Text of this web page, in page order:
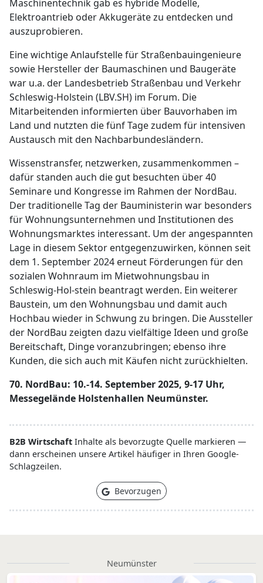
Maschinentechnik gab es hybride Modelle,
Elektroantrieb oder Akkugeräte zu entdecken und
auszuprobieren.
Eine wichtige Anlaufstelle für Straßenbauingenieure
sowie Hersteller der Baumaschinen und Baugeräte
war u.a. der Landesbetrieb Straßenbau und Verkehr
Schleswig-Holstein (LBV.SH) im Forum. Die
Mitarbeitenden informierten über Bauvorhaben im
Land und nutzten die fünf Tage zudem für intensiven
Austausch mit den Nachbarbundesländern.
Wissenstransfer, netzwerken, zusammenkommen –
dafür standen auch die gut besuchten über 40
Seminare und Kongresse im Rahmen der NordBau.
Der traditionelle Tag der Bauministerin war besonders
für Wohnungsunternehmen und Institutionen des
Wohnungsmarktes interessant. Um der angespannten
Lage in diesem Sektor entgegenzuwirken, können seit
dem 1. September 2024 erneut Förderungen für den
sozialen Wohnraum im Mietwohnungsbau in
Schleswig-Hol-stein beantragt werden. Ein weiterer
Baustein, um den Wohnungsbau und damit auch
Hochbau wieder in Schwung zu bringen. Die Aussteller
der NordBau zeigten dazu vielfältige Ideen und große
Bereitschaft, Dinge voranzubringen; ebenso ihre
Kunden, die sich auch mit Käufen nicht zurückhielten.
70. NordBau: 10.-14. September 2025, 9-17 Uhr,
Messegelände Holstenhallen Neumünster.
B2B Wirtschaft Inhalte als bevorzugte Quelle markieren —
dann erscheinen unsere Artikel häufiger in Ihren Google-
Schlagzeilen.
Bevorzugen
Neumünster